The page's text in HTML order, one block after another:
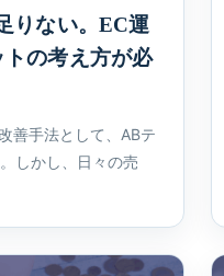
りない。EC運
の考え方が必
しかし、日々の売